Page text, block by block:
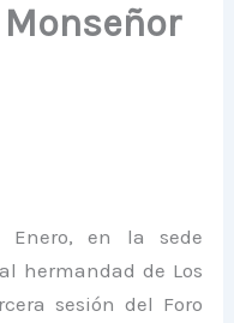
Enero, en la sede
hermandad de Los
sesión del Foro